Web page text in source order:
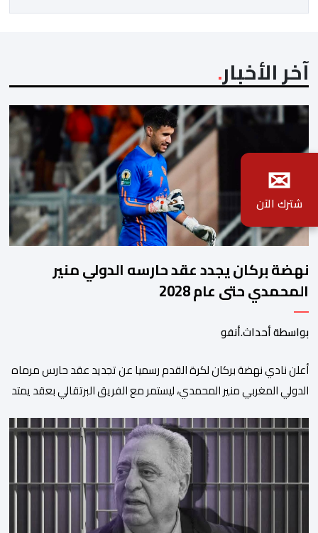
[…]
آخر الأخبار
نهضة بركان يجدد عقد حارسه الدولي منير
المحمدي حتى عام 2028
بواسطة أحداث.أنفو
​أعلن نادي نهضة بركان لكرة القدم رسميا عن تجديد عقد حارس مرماه
الدولي المغربي منير المحمدي، ليستمر مع الفريق البرتقالي بعقد يمتد
على منصات التواصل الاجتماعي، مصحوبا بعبارة “الرحلة مستمرة”، في
إشارة إلى رغبة الإدارة في الحفاظ على ركائز الفريق والتعزيز من
✉
شترك الآن